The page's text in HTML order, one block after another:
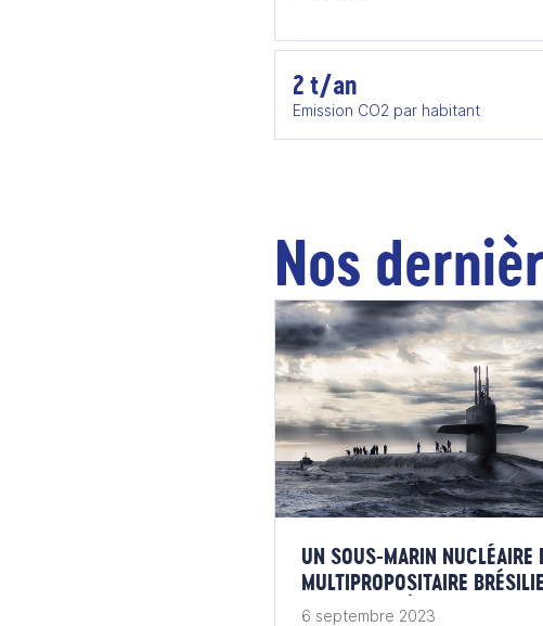
2 t/an
Emission CO2 par habitant
Nos
UN SOUS-MARIN NUCLÉAIRE
MULTIPROPOSITAIRE
DES PRIORITÉS
6 septembre 2023